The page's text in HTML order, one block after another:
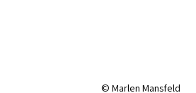
© Marlen Mansfeld